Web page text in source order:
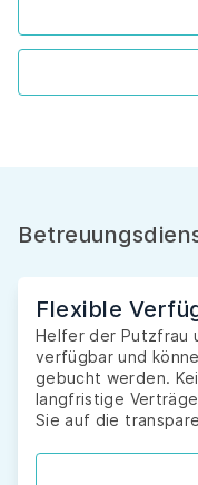
Flexible
Helfer der Putzfrau
verfügbar und
gebucht werden.
langfristige
Sie auf die